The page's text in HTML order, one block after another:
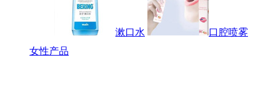
漱口水
口腔喷雾
女性产品